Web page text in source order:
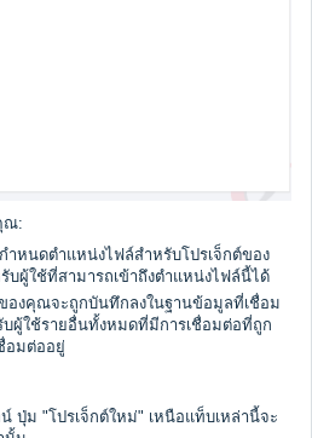
ณ:
หนดตำแหน่งไฟล์สำหรับโปรเจ็กต์ของ
ผู้ใช้ที่สามารถเข้าถึงตำแหน่งไฟล์นี้ได้
องคุณจะถูกบันทึกลงในฐานข้อมูลที่เชื่อม
ผู้ใช้รายอื่นทั้งหมดที่มีการเชื่อมต่อที่ถูก
อมต่ออยู่
ปุ่ม "โปรเจ็กต์ใหม่" เหนือแท็บเหล่านี้จะ